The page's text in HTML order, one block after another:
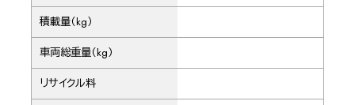
積載量（kg）
車両総重量（kg）
リサイクル料